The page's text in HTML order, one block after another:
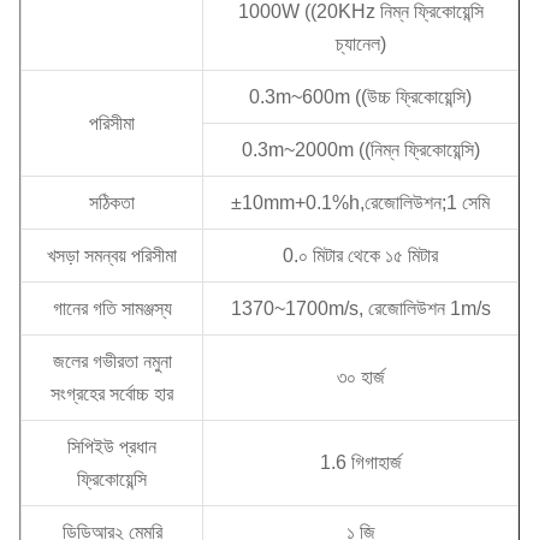
1000W ((20KHz নিম্ন ফ্রিকোয়েন্সি
চ্যানেল)
পরিসীমা
0.3m~600m ((উচ্চ ফ্রিকোয়েন্সি)
0.3m~2000m ((নিম্ন ফ্রিকোয়েন্সি)
সঠিকতা ±10mm+0.1%h,রেজোলিউশন;1 সেমি
খসড়া সমন্বয় পরিসীমা 0.০ মিটার থেকে ১৫ মিটার
গানের গতি সামঞ্জস্য 1370~1700m/s, রেজোলিউশন 1m/s
জলের গভীরতা নমুনা
সংগ্রহের সর্বোচ্চ হার
৩০ হার্জ
সিপিইউ প্রধান
ফ্রিকোয়েন্সি
1.6 গিগাহার্জ
ডিডিআর২ মেমরি ১ জি